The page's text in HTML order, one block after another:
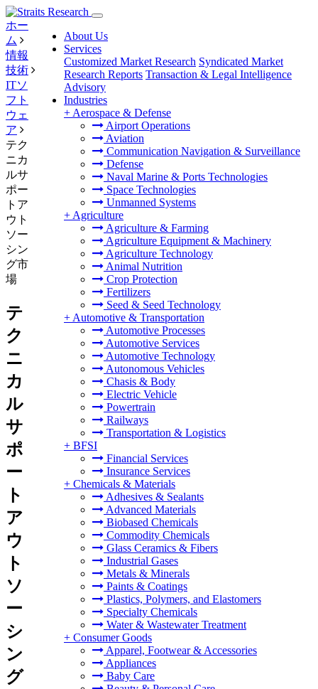
About Us
Services
Customized Market Research Syndicated Market
Research Reports Transaction & Legal Intelligence
Advisory
Industries
+ Aerospace & Defense
Airport Operations
Aviation
Communication Navigation & Surveillance
Defense
Naval Marine & Ports Technologies
Space Technologies
Unmanned Systems
+ Agriculture
Agriculture & Farming
Agriculture Equipment & Machinery
Agriculture Technology
Animal Nutrition
Crop Protection
Fertilizers
Seed & Seed Technology
+ Automotive & Transportation
Automotive Processes
Automotive Services
Automotive Technology
Autonomous Vehicles
Chasis & Body
Electric Vehicle
Powertrain
Railways
Transportation & Logistics
+ BFSI
Financial Services
Insurance Services
+ Chemicals & Materials
Adhesives & Sealants
Advanced Materials
Biobased Chemicals
Commodity Chemicals
Glass Ceramics & Fibers
Industrial Gases
Metals & Minerals
Paints & Coatings
Plastics, Polymers, and Elastomers
Specialty Chemicals
Water & Wastewater Treatment
+ Consumer Goods
Apparel, Footwear & Accessories
Appliances
Baby Care
ホー
ム
情報
技術
ITソ
フト
ウェ
ア
テク
ニカ
ルサ
ポー
トア
ウト
ソー
シン
グ市
場
テ
ク
ニ
カ
ル
サ
ポ
ー
ト
ア
ウ
ト
ソ
ー
シ
ン
グ